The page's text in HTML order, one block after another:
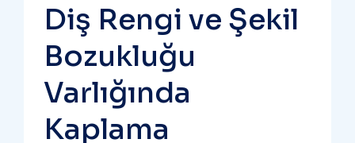
Diş Rengi ve Şekil
Bozukluğu
Varlığında
Kaplama